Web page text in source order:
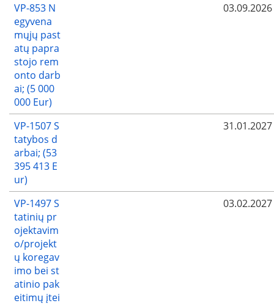
VP-853 N
egyvena
mųjų past
atų papra
stojo rem
onto darb
ai; (5 000
000 Eur)
03.09.2026
VP-1507 S
tatybos d
arbai; (53
395 413 E
ur)
31.01.2027
VP-1497 S
tatinių pr
ojektavim
o/projekt
ų koregav
imo bei st
atinio pak
eitimų įtei
03.02.2027